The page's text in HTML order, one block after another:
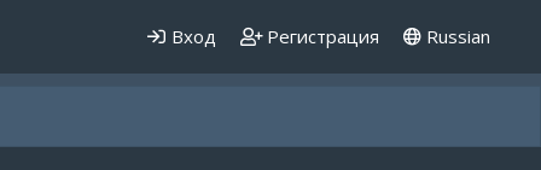
Вход Регистрация Russian